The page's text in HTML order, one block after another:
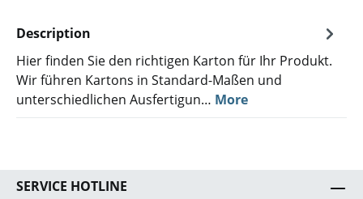
Description
Hier finden Sie den richtigen Karton für Ihr Produkt.
Wir führen Kartons in Standard-Maßen und
unterschiedlichen Ausfertigun… More
SERVICE HOTLINE